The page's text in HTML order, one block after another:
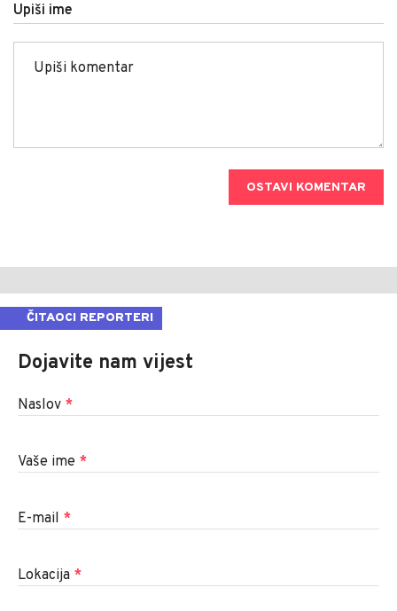
Upiši ime
OSTAVI KOMENTAR
ČITAOCI REPORTERI
Dojavite nam vijest
Naslov *
Vaše ime *
E-mail *
Lokacija *